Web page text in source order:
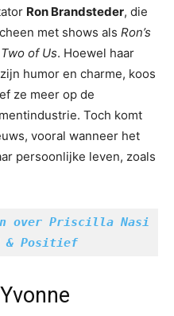
Ron Brandsteder, die
met shows als Ron’s
of Us. Hoewel haar
humor en charme, koos
ze meer op de
Toch komt
vooral wanneer het
persoonlijke leven, zoals
over Priscilla Nasi
& Positief